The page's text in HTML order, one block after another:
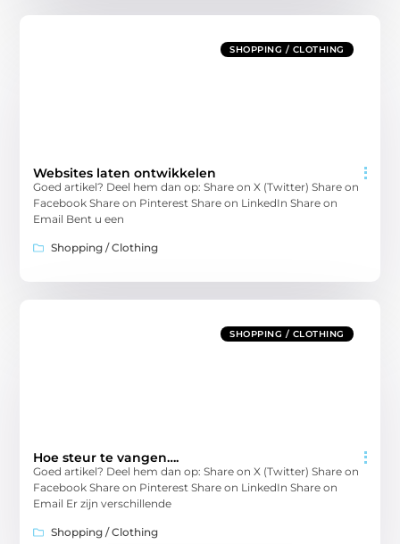
SHOPPING / CLOTHING
Websites laten ontwikkelen
Goed artikel? Deel hem dan op: Share on X (Twitter) Share on
Facebook Share on Pinterest Share on LinkedIn Share on
Email Bent u een
Shopping / Clothing
SHOPPING / CLOTHING
Hoe steur te vangen….
Goed artikel? Deel hem dan op: Share on X (Twitter) Share on
Facebook Share on Pinterest Share on LinkedIn Share on
Email Er zijn verschillende
Shopping / Clothing